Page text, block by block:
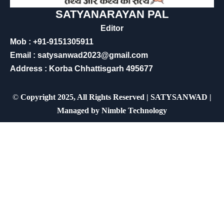
SATYANARAYAN PAL
Editor
Mob : +91-9151305911
Email : satysanwad2023@gmail.com
Address : Korba Chhattisgarh 495677
© Copyright 2025, All Rights Reserved | SATYSANWAD |
Managed by Nimble Technology